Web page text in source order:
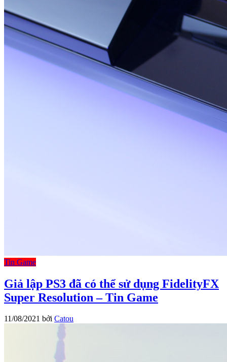
Tin Game
Giả lập PS3 đã có thể sử dụng FidelityFX
Super Resolution – Tin Game
11/08/2021 bởi Catou